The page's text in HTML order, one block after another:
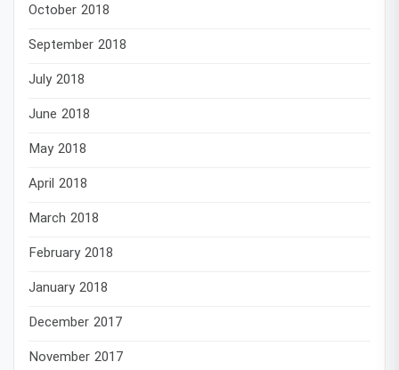
October 2018
September 2018
July 2018
June 2018
May 2018
April 2018
March 2018
February 2018
January 2018
December 2017
November 2017